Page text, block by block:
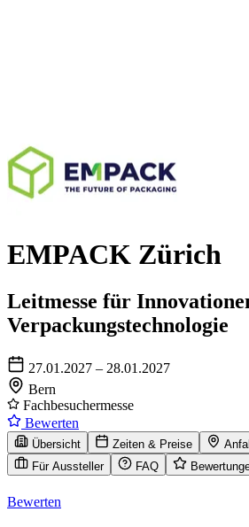
EMPACK Zürich
Leitmesse für
Verpackungstechnologie
27.01.2027 – 28.01.2027
Bern
Fachbesuchermesse
Bewerten
Übersicht Zeiten & Preise
Für Aussteller
FAQ
Bewerten